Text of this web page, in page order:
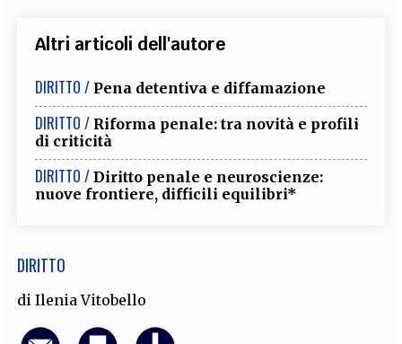
Altri articoli dell'autore
DIRITTO / Pena detentiva e diffamazione
DIRITTO / Riforma penale: tra novità e profili
di criticità
DIRITTO / Diritto penale e neuroscienze:
nuove frontiere, difficili equilibri*
DIRITTO
diIlenia Vitobello